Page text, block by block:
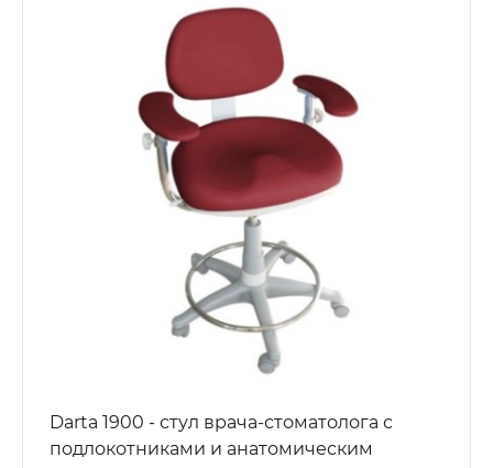
Darta 1900 - стул врача-стоматолога с
подлокотниками и анатомическим